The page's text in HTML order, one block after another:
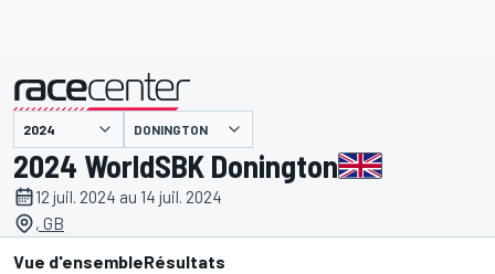
présenté par DONINGTON
2024 WorldSBK Donington
12 juil. 2024 au 14 juil. 2024
, GB
Vue d'ensembleRésultats